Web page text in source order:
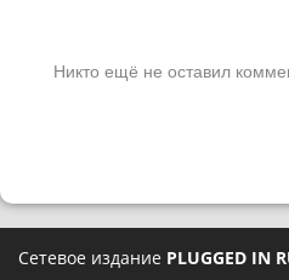
Никто ещё не оставил
Сетевое издание PLUGGED IN